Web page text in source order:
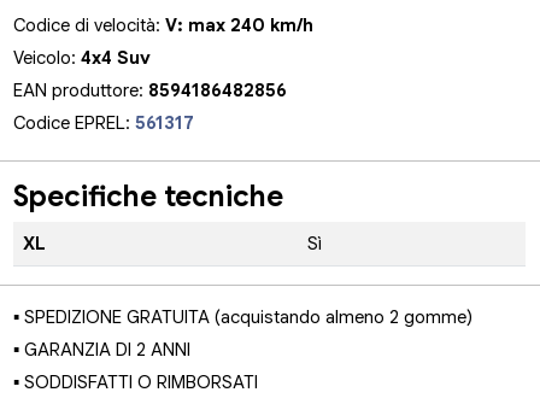
Codice di velocità:V: max 240 km/h
Veicolo:4x4 Suv
EAN produttore: 8594186482856
Codice EPREL:561317
Specifiche tecniche
XL Sì
▪ SPEDIZIONE GRATUITA (acquistando almeno 2 gomme)
▪ GARANZIA DI 2 ANNI
▪ SODDISFATTI O RIMBORSATI